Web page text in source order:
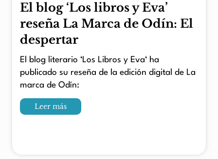
El blog ‘Los libros y Eva’
reseña La Marca de Odín: El
despertar
El blog literario ‘Los Libros y Eva‘ ha
publicado su reseña de la edición digital de La
marca de Odín:
Leer más